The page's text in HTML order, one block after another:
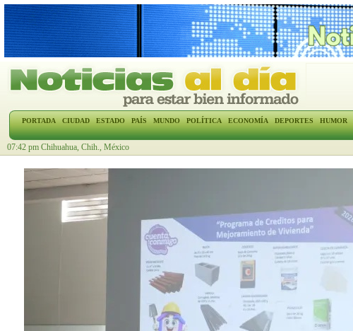
PORTADA CIUDAD ESTADO PAÍS MUNDO POLÍTICA ECONOMÍA DEPORTES HUMOR
07:42 pm Chihuahua, Chih., México